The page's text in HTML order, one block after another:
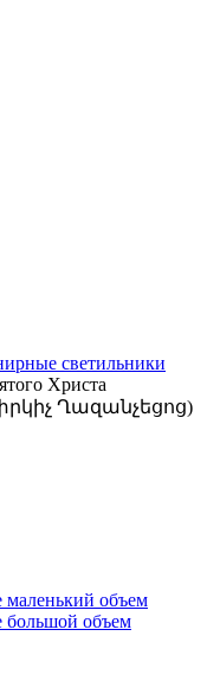
светильники
Христа
Ղազանչեցոց)
маленький объем
большой объем